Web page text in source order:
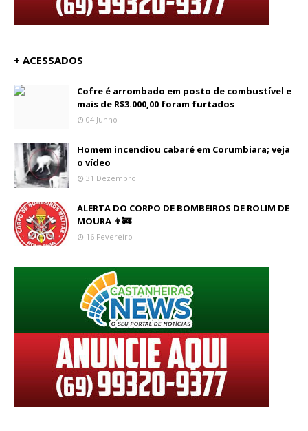
+ ACESSADOS
Cofre é arrombado em posto de combustível e
mais de R$3.000,00 foram furtados
04 Junho
Homem incendiou cabaré em Corumbiara; veja
o vídeo
31 Dezembro
ALERTA DO CORPO DE BOMBEIROS DE ROLIM DE
MOURA 👨‍🚒
16 Fevereiro